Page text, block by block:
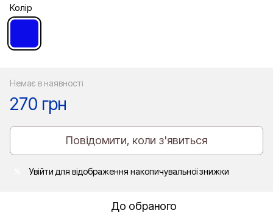
Колір
Немає в наявності
270 грн
Повідомити, коли з'явиться
Увійти для відображення накопичувальної знижки
До обраного